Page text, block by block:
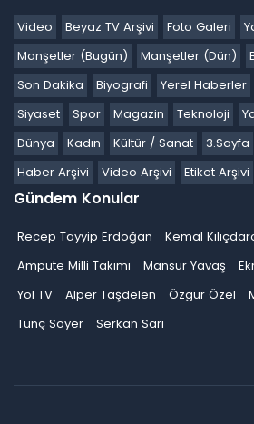
Video Beyaz TV Arşivi Foto Galeri
Manşetler (Bugün)
Manşetler (Dün)
Son Dakika
Biyografi Yerel Haberler
Siyaset
Spor Magazin Teknoloji
Dünya
Kadın Kültür / Sanat 3.Sayfa
Haber Arşivi
Video Arşivi Etiket Arşivi
Gündem Konular
Recep Tayyip Erdoğan Kemal
Ampute Milli Takımı
Mansur Yavaş
Yol TV
Alper Taşdelen Özgür Özel
Tunç Soyer
Serkan Sarı